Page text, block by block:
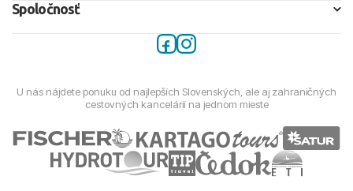
Spoločnosť
U nás nájdete ponuku od najlepších Slovenských, ale aj zahraničných
cestovných kancelárií na jednom mieste